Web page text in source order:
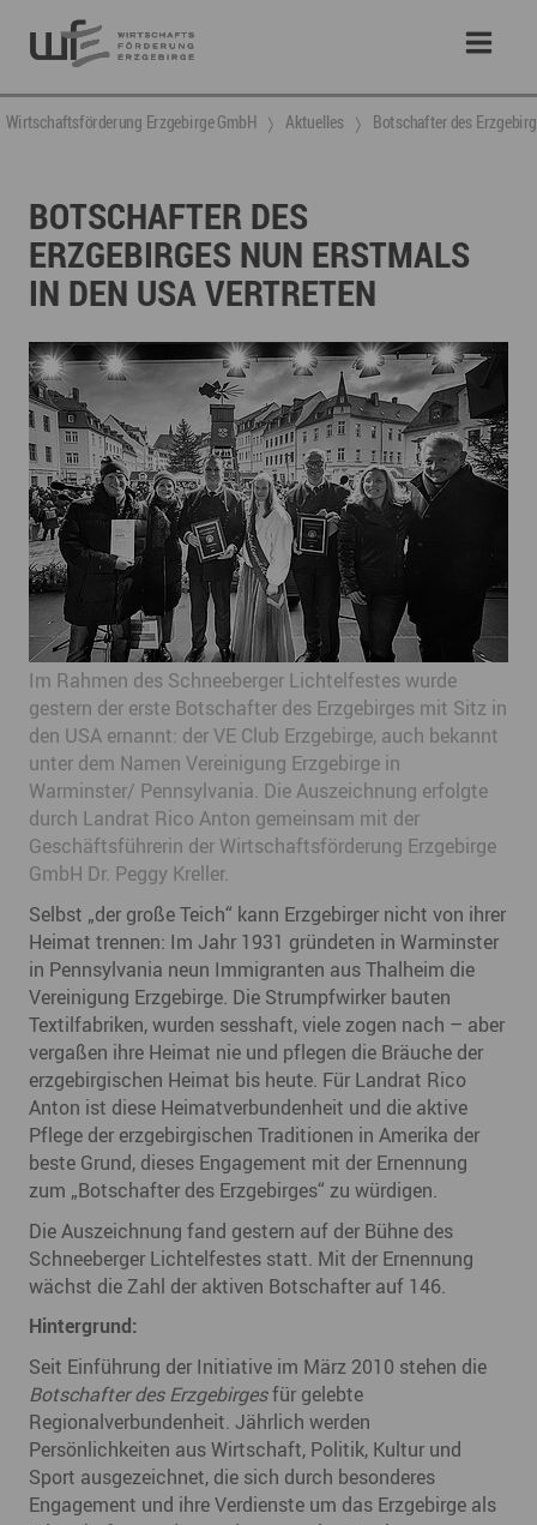
Wirtschaftsförderung Erzgebirge GmbH Aktuelles Botschafter des
BOTSCHAFTER DES
ERZGEBIRGES NUN ERSTMALS
IN DEN USA VERTRETEN
Im Rahmen des Schneeberger Lichtelfestes wurde
gestern der erste Botschafter des Erzgebirges mit Sitz in
den USA ernannt: der VE Club Erzgebirge, auch bekannt
unter dem Namen Vereinigung Erzgebirge in
Warminster/ Pennsylvania. Die Auszeichnung erfolgte
durch Landrat Rico Anton gemeinsam mit der
Geschäftsführerin der Wirtschaftsförderung Erzgebirge
GmbH Dr. Peggy Kreller.
Selbst „der große Teich“ kann Erzgebirger nicht von ihrer
Heimat trennen: Im Jahr 1931 gründeten in Warminster
in Pennsylvania neun Immigranten aus Thalheim die
Vereinigung Erzgebirge. Die Strumpfwirker bauten
Textilfabriken, wurden sesshaft, viele zogen nach – aber
vergaßen ihre Heimat nie und pflegen die Bräuche der
erzgebirgischen Heimat bis heute. Für Landrat Rico
Anton ist diese Heimatverbundenheit und die aktive
Pflege der erzgebirgischen Traditionen in Amerika der
beste Grund, dieses Engagement mit der Ernennung
zum „Botschafter des Erzgebirges“ zu würdigen.
Die Auszeichnung fand gestern auf der Bühne des
Schneeberger Lichtelfestes statt. Mit der Ernennung
wächst die Zahl der aktiven Botschafter auf 146.
Hintergrund:
Seit Einführung der Initiative im März 2010 stehen die
Botschafter des Erzgebirgesfür gelebte
Regionalverbundenheit. Jährlich werden
Persönlichkeiten aus Wirtschaft, Politik, Kultur und
Sport ausgezeichnet, die sich durch besonderes
Engagement und ihre Verdienste um das Erzgebirge als